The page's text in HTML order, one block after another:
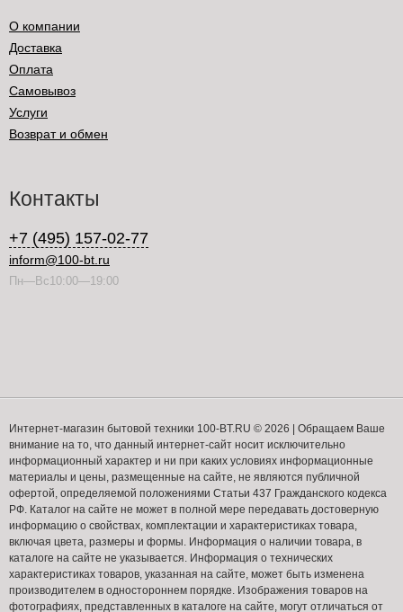
О компании
Доставка
Оплата
Самовывоз
Услуги
Возврат и обмен
Контакты
+7 (495) 157-02-77
inform@100-bt.ru
Пн—Вс10:00—19:00
Интернет-магазин бытовой техники 100-BT.RU © 2026 | Обращаем Ваше
внимание на то, что данный интернет-сайт носит исключительно
информационный характер и ни при каких условиях информационные
материалы и цены, размещенные на сайте, не являются публичной
офертой, определяемой положениями Статьи 437 Гражданского кодекса
РФ. Каталог на сайте не может в полной мере передавать достоверную
информацию о свойствах, комплектации и характеристиках товара,
включая цвета, размеры и формы. Информация о наличии товара, в
каталоге на сайте не указывается. Информация о технических
характеристиках товаров, указанная на сайте, может быть изменена
производителем в одностороннем порядке. Изображения товаров на
фотографиях, представленных в каталоге на сайте, могут отличаться от